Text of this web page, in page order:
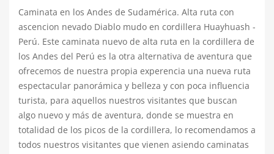
Caminata en los Andes de Sudamérica. Alta ruta con
ascencion nevado Diablo mudo en cordillera Huayhuash -
Perú. Este caminata nuevo de alta ruta en la cordillera de
los Andes del Perú es la otra alternativa de aventura que
ofrecemos de nuestra propia experencia una nueva ruta
espectacular panorámica y belleza y con poca influencia
turista, para aquellos nuestros visitantes que buscan
algo nuevo y más de aventura, donde se muestra en
totalidad de los picos de la cordillera, lo recomendamos a
todos nuestros visitantes que vienen asiendo caminatas